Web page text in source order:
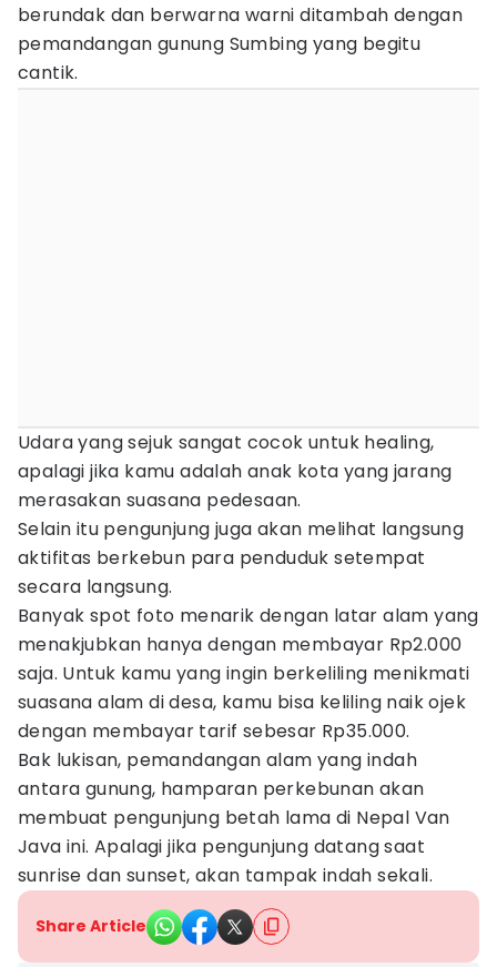
berundak dan berwarna warni ditambah dengan
pemandangan gunung Sumbing yang begitu
cantik.
Udara yang sejuk sangat cocok untuk healing,
apalagi jika kamu adalah anak kota yang jarang
merasakan suasana pedesaan.
Selain itu pengunjung juga akan melihat langsung
aktifitas berkebun para penduduk setempat
secara langsung.
Banyak spot foto menarik dengan latar alam yang
menakjubkan hanya dengan membayar Rp2.000
saja. Untuk kamu yang ingin berkeliling menikmati
suasana alam di desa, kamu bisa keliling naik ojek
dengan membayar tarif sebesar Rp35.000.
Bak lukisan, pemandangan alam yang indah
antara gunung, hamparan perkebunan akan
membuat pengunjung betah lama di Nepal Van
Java ini. Apalagi jika pengunjung datang saat
sunrise dan sunset, akan tampak indah sekali.
Share Article